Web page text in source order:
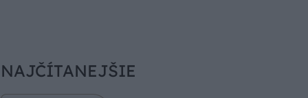
NAJČÍTANEJŠIE